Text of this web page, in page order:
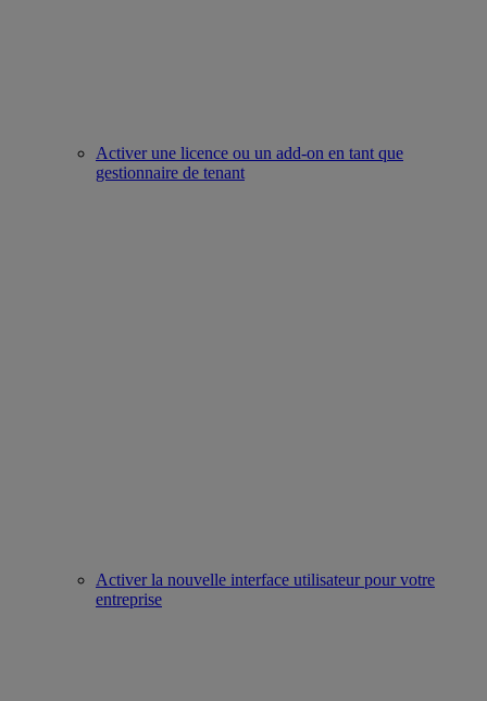
Activer une licence ou un add-on en tant que
gestionnaire de tenant
Activer la nouvelle interface utilisateur pour votre
entreprise